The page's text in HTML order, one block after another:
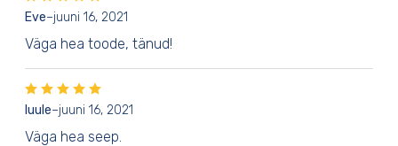
Eve–juuni 16, 2021
Väga hea toode, tänud!
luule–juuni 16, 2021
Väga hea seep.